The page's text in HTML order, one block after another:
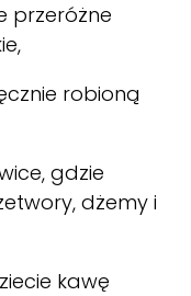
przeróżne
robioną
, gdzie
dżemy i
kawę